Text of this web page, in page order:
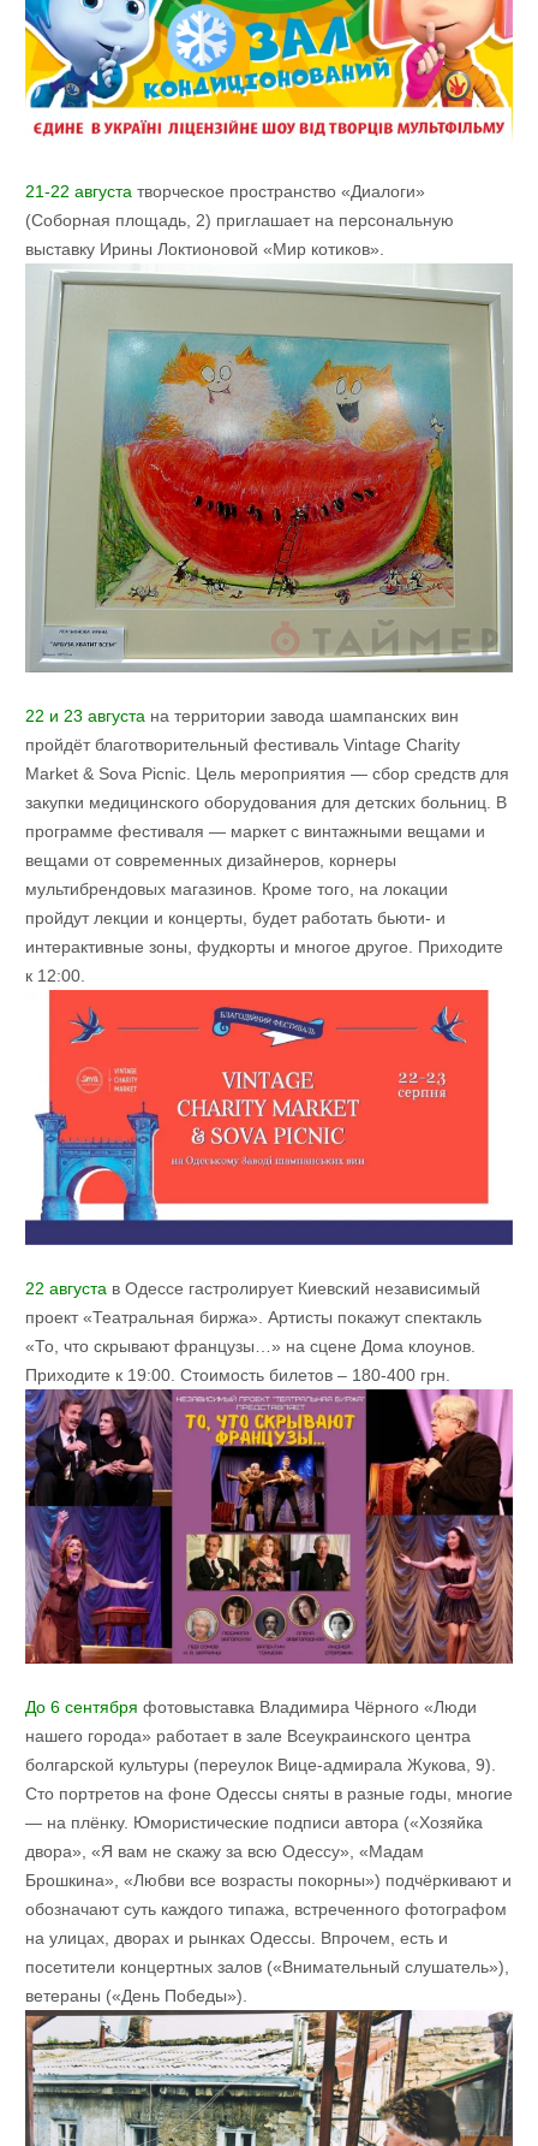
21-22 августатворческое пространство «Диалоги»
(Соборная площадь, 2) приглашает на персональную
выставку Ирины Локтионовой «Мир котиков».
22 и 23 августана территории завода шампанских вин
пройдёт благотворительный фестиваль Vintage Charity
Market & Sova Picnic. Цель мероприятия — сбор средств для
закупки медицинского оборудования для детских больниц. В
программе фестиваля — маркет с винтажными вещами и
вещами от современных дизайнеров, корнеры
мультибрендовых магазинов. Кроме того, на локации
пройдут лекции и концерты, будет работать бьюти- и
интерактивные зоны, фудкорты и многое другое. Приходите
к 12:00.
22 августав Одессе гастролирует Киевский независимый
проект «Театральная биржа». Артисты покажут спектакль
«То, что скрывают французы…» на сцене Дома клоунов.
Приходите к 19:00. Стоимость билетов – 180-400 грн.
До 6 сентября фотовыставка Владимира Чёрного «Люди
нашего города» работает в зале Всеукраинского центра
болгарской культуры (переулок Вице-адмирала Жукова, 9).
Сто портретов на фоне Одессы сняты в разные годы, многие
— на плёнку. Юмористические подписи автора («Хозяйка
двора», «Я вам не скажу за всю Одессу», «Мадам
Брошкина», «Любви все возрасты покорны») подчёркивают и
обозначают суть каждого типажа, встреченного фотографом
на улицах, дворах и рынках Одессы. Впрочем, есть и
посетители концертных залов («Внимательный слушатель»),
ветераны («День Победы»).